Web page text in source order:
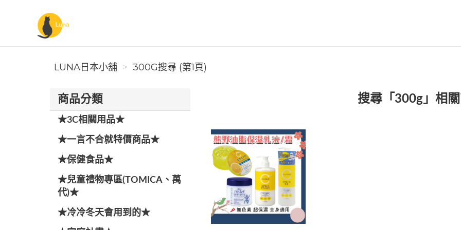
Luna日本小舖
LUNA日本小舖 300G搜尋 (第1頁)
商品分類
★3C相關用品★
★一言不合就特價商品★
★保健食品★
★兒童禮物專區(TOMICA、萬
代)★
★冷冷冬天會用到的★
搜尋「300g」相